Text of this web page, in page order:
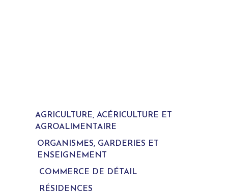
AGRICULTURE, ACÉRICULTURE ET
AGROALIMENTAIRE
ORGANISMES, GARDERIES ET
ENSEIGNEMENT
COMMERCE DE DÉTAIL
RÉSIDENCES